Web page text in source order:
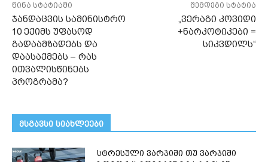
წინა სტატიაში
ჯანდაცვის სამინისტრო
10 ექიმს უფასოდ
გადაამზადებს და
დაასაქმებს – რას
ითვალისწინებს
პროგრამა?
შემდეგი სტატია
„ვერაგი კოვიდი
+ნარკოტიკები =
სიკვდილს“
მსგავსი სიახლეები
სტრესული ვარჯიში თუ ვარჯიში